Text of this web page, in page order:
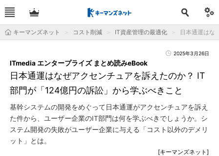
キーマンズネット コスト削減 IT資産管理の最適化 日本通運はな
2025年3月26日
日本通運はなぜアクセンチュアを訴えたのか？ IT
部門が「124億円の訴訟」から学ぶべきこと
ITmedia エンタープライズ まとめ読みeBook
基幹システムの開発をめぐって日本通運がアクセンチュアを訴え
た件から、ユーザー企業のIT部門は何を学ぶべきでしょうか。シ
ステム開発の失敗がユーザー企業に与える「コスト以外のデメリ
ット」とは。
[キーマンズネット]